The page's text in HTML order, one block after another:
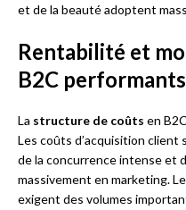
et de la beauté adoptent
Rentabilité et
B2C performants
La structure de coûts en
Les coûts d’acquisition client
de la concurrence intense et
massivement en marketing.
exigent des volumes